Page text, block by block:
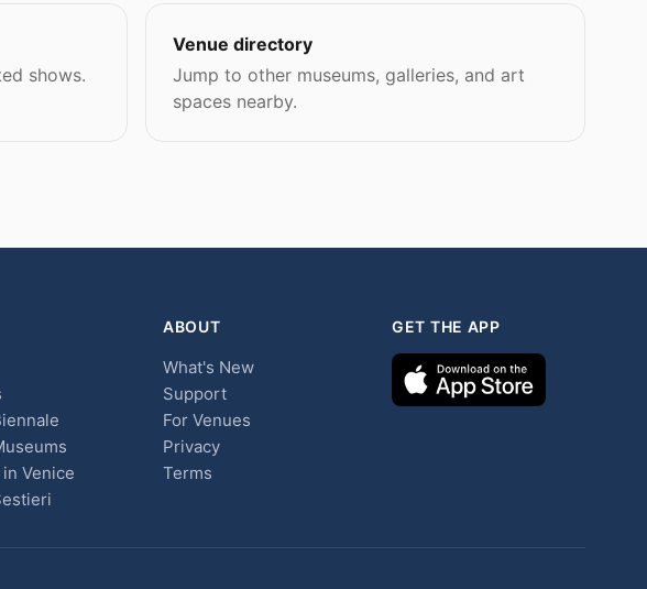
shows.
Venue directory
Jump to other museums, galleries, and art
spaces nearby.
Venice
ABOUT
What's New
Support
For Venues
Privacy
Terms
GET THE APP